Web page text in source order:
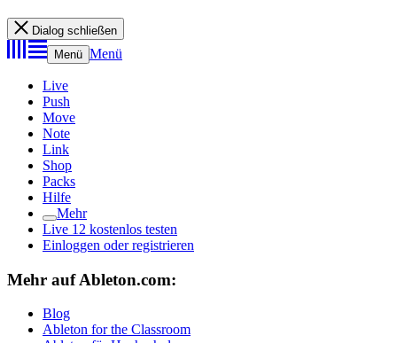
Dialog schließen
Menü Menü
Live
Push
Move
Note
Link
Shop
Packs
Hilfe
Mehr
Live 12 kostenlos testen
Einloggen oder registrieren
Mehr auf Ableton.com:
Blog
Ableton for the Classroom